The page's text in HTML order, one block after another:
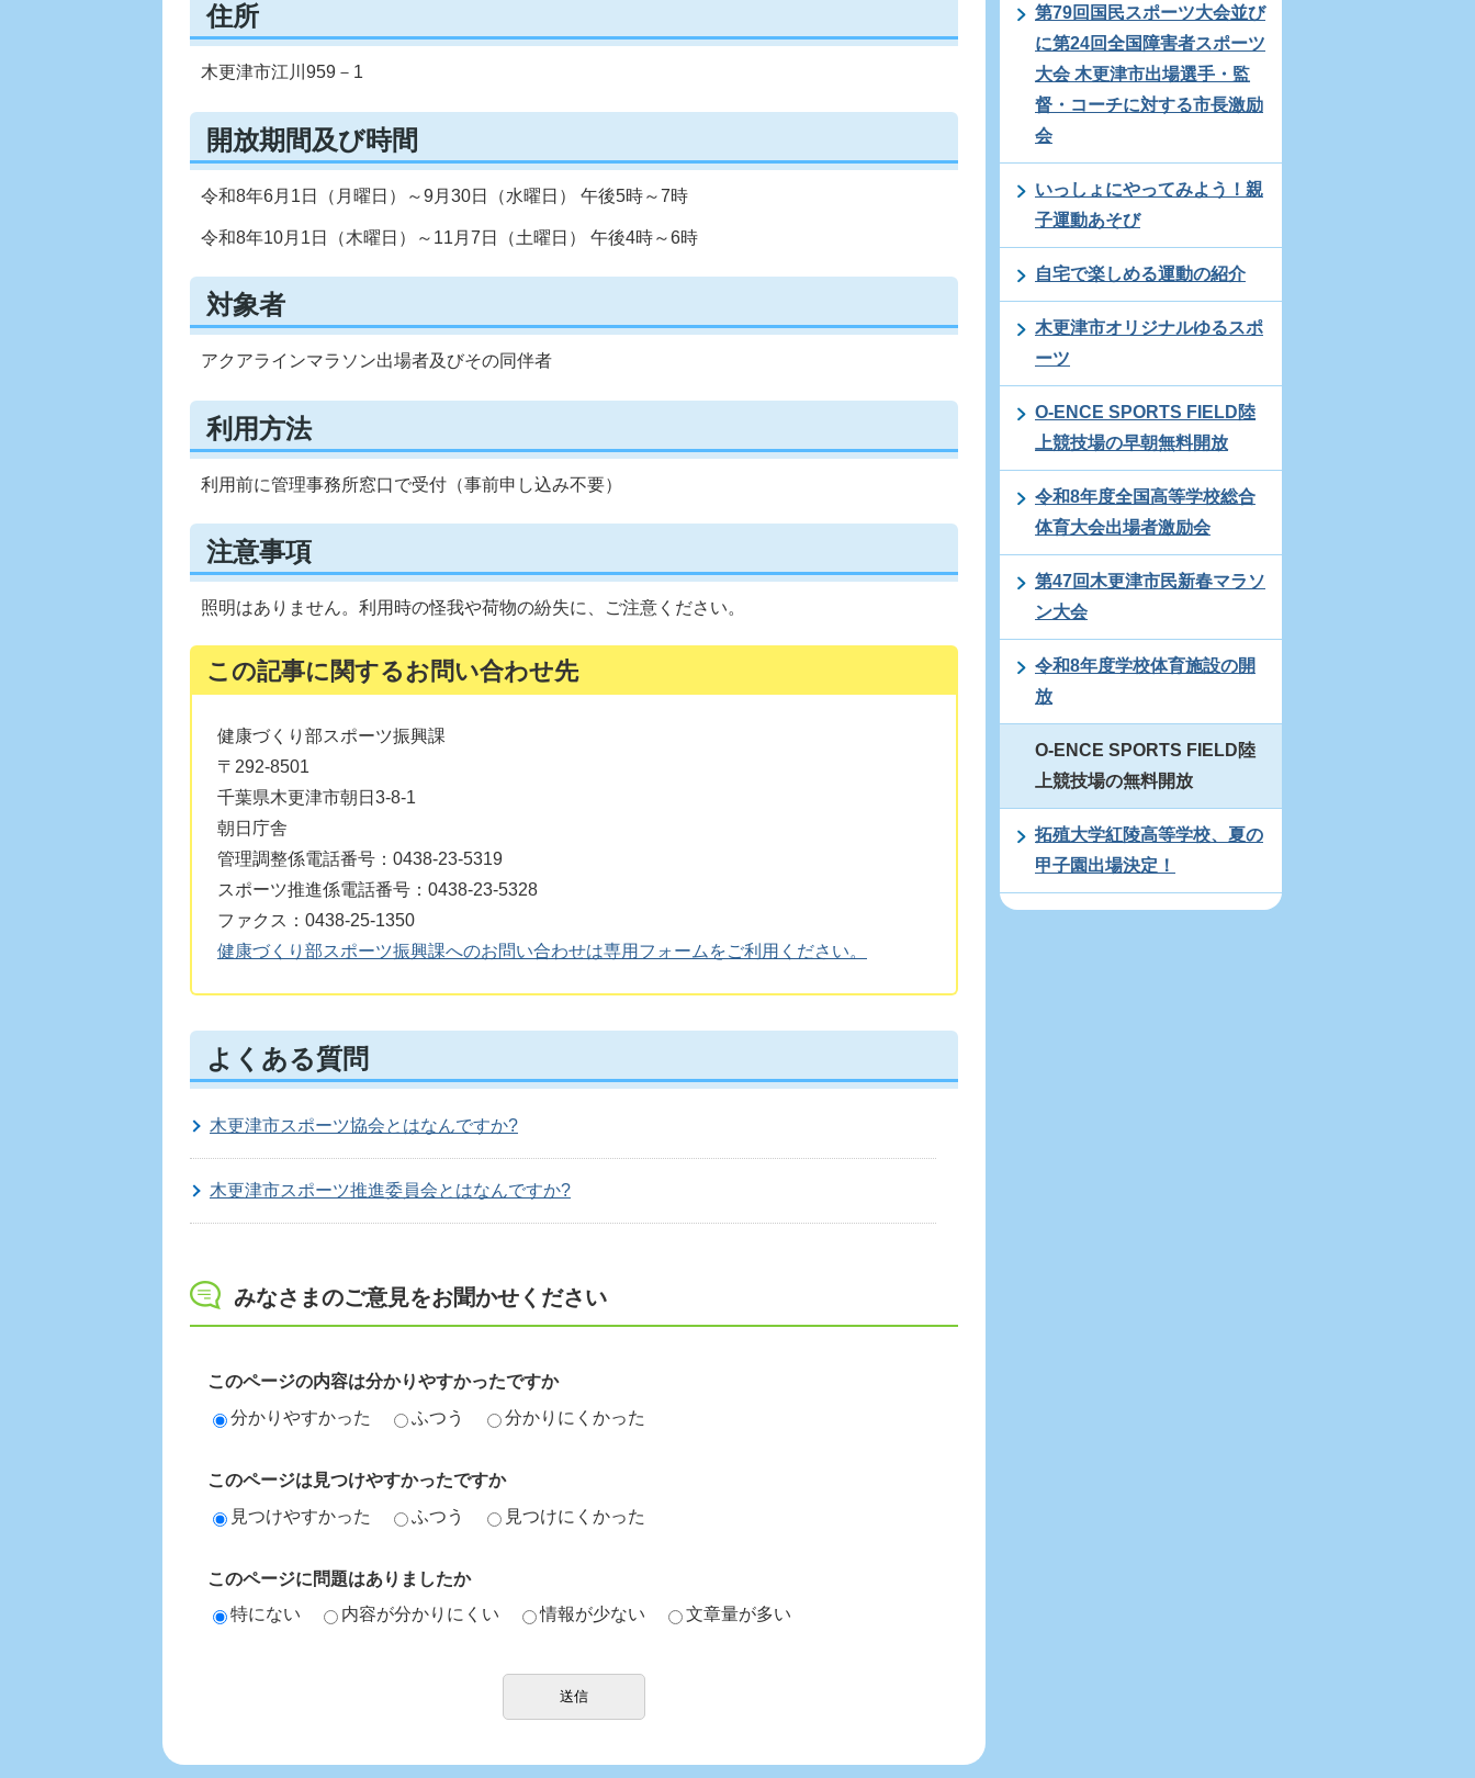
住所
木更津市江川959－1
開放期間及び時間
令和8年6月1日（月曜日）～9月30日（水曜日） 午後5時～7時
令和8年10月1日（木曜日）～11月7日（土曜日） 午後4時～6時
対象者
アクアラインマラソン出場者及びその同伴者
利用方法
利用前に管理事務所窓口で受付（事前申し込み不要）
注意事項
照明はありません。利用時の怪我や荷物の紛失に、ご注意ください。
この記事に関するお問い合わせ先
健康づくり部スポーツ振興課
〒292-8501
千葉県木更津市朝日3-8-1
朝日庁舎
管理調整係電話番号：0438-23-5319
スポーツ推進係電話番号：0438-23-5328
ファクス：0438-25-1350
健康づくり部スポーツ振興課へのお問い合わせは専用フォームをご利用ください。
よくある質問
木更津市スポーツ協会とはなんですか?
木更津市スポーツ推進委員会とはなんですか?
みなさまのご意見をお聞かせください
このページの内容は分かりやすかったですか
分かりやすかった
ふつう 分かりにくかった
このページは見つけやすかったですか
見つけやすかった
ふつう 見つけにくかった
このページに問題はありましたか
特にない
内容が分かりにくい 情報が少ない 文章量が多い
第79回国民スポーツ大会並び
に第24回全国障害者スポーツ
大会 木更津市出場選手・監
督・コーチに対する市長激励
会
いっしょにやってみよう！親
子運動あそび
自宅で楽しめる運動の紹介
木更津市オリジナルゆるスポ
ーツ
O-ENCE SPORTS FIELD陸
上競技場の早朝無料開放
令和8年度全国高等学校総合
体育大会出場者激励会
第47回木更津市民新春マラソ
ン大会
令和8年度学校体育施設の開
放
O-ENCE SPORTS FIELD陸
上競技場の無料開放
拓殖大学紅陵高等学校、夏の
甲子園出場決定！